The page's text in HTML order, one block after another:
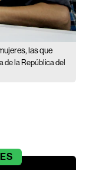
las que
de la República del